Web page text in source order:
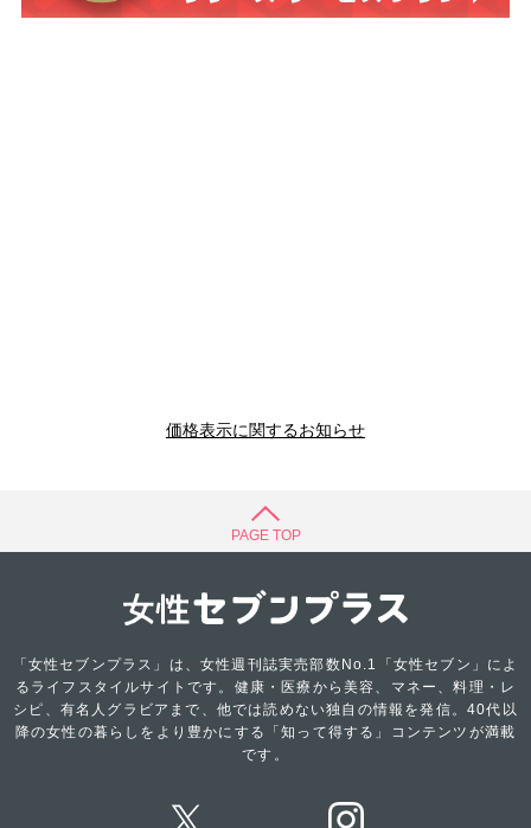
価格表示に関するお知らせ
PAGE TOP
「女性セブンプラス」は、女性週刊誌実売部数No.1「女性セブン」によ
るライフスタイルサイトです。健康・医療から美容、マネー、料理・レ
シピ、有名人グラビアまで、他では読めない独自の情報を発信。40代以
降の女性の暮らしをより豊かにする「知って得する」コンテンツが満載
です。